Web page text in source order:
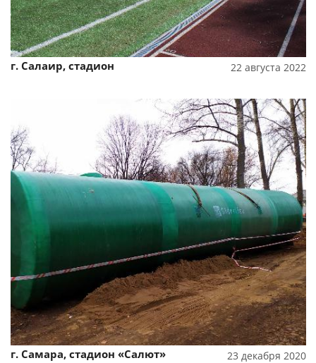
г. Салаир, стадион 22 августа 2022
Смотреть проект
г. Самара, стадион «Салют» 23 декабря 2020